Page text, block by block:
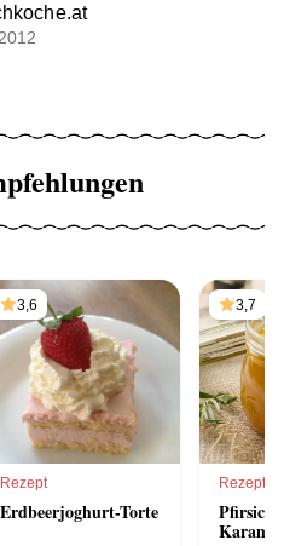
3,6
Rezept
Erdbeerjoghurt-Torte
3,7
Rezept